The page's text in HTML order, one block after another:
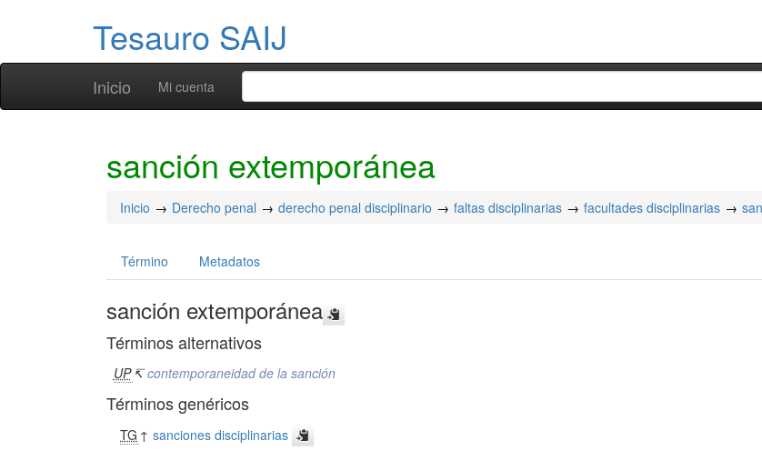
Tesauro SAIJ
Inicio Mi cuenta
sanción extemporánea
Inicio Derecho penal derecho penal disciplinario faltas disciplinarias facultades disciplinarias
Término Metadatos
sanción extemporánea
Términos alternativos
UP ↸contemporaneidad de la sanción
Términos genéricos
TG ↑sanciones disciplinarias